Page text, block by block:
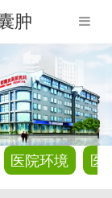
肿
医院环境 医